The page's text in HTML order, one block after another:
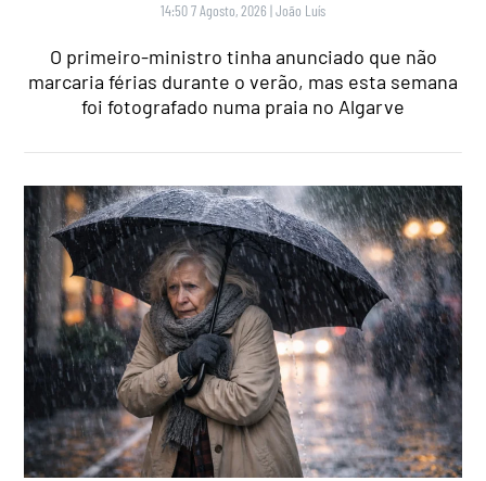
14:50 7 Agosto, 2026 |João Luís
O primeiro-ministro tinha anunciado que não
marcaria férias durante o verão, mas esta semana
foi fotografado numa praia no Algarve